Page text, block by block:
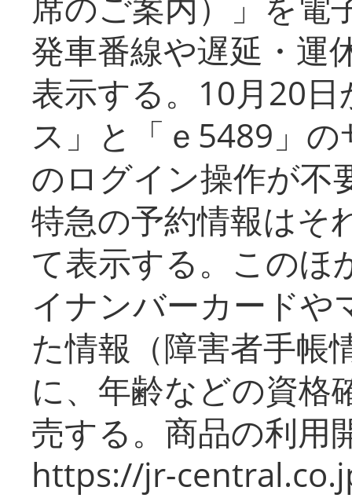
発車番線や遅延・運
表示する。10月20
ス」と「ｅ5489」
のログイン操作が不
特急の予約情報はそ
て表示する。このほ
イナンバーカードや
た情報（障害者手帳
に、年齢などの資格
売する。商品の利用
https://jr-